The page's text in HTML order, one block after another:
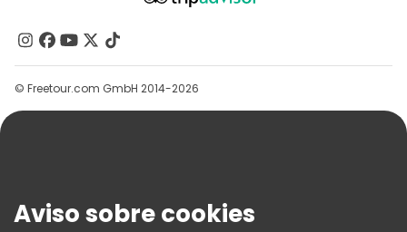
Contacte-Nos
Grupos
Ajuda
Termos E Informações Legais
© Freetour.com GmbH 2014-2026
Aviso sobre cookies